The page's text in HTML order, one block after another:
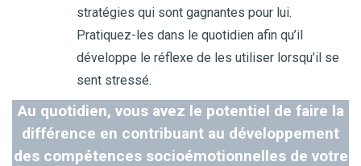
stratégies qui sont gagnantes pour lui.
Pratiquez-les dans le quotidien afin qu’il
développe le réflexe de les utiliser lorsqu’il se
sent stressé.
Au quotidien, vous avez le potentiel de faire la
différence en contribuant au développement
des compétences socioémotionnelles de votre